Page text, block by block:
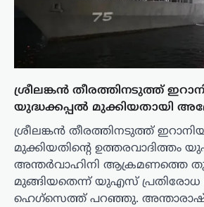
ശ്രീലങ്കൻ തീരത്തിനടുത്ത്
യുദ്ധക്കപ്പൽ മുക്കിയതായി
ശ്രീലങ്കൻ തീരത്തിനടുത്ത്
മുക്കിയതിന്റെ ഉത്തരവാദിത്തം
അന്തർവാഹിനി ആക്രമണത്തെ
മുങ്ങിയതെന്ന് യുഎസ് പ്രതിരോധ
ഹെഗ്‌സെത്ത് പറഞ്ഞു.